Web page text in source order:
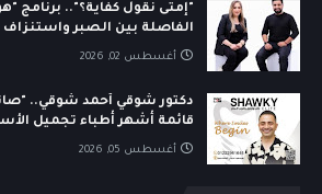
"إمتى نقول كفاية؟".. برنامج
الفاصلة بين الصبر واستنزاف
أغسطس 02, 2026
دكتور شوقي أحمد شوقي..
قائمة أشهر أطباء تجميل
أغسطس 05, 2026